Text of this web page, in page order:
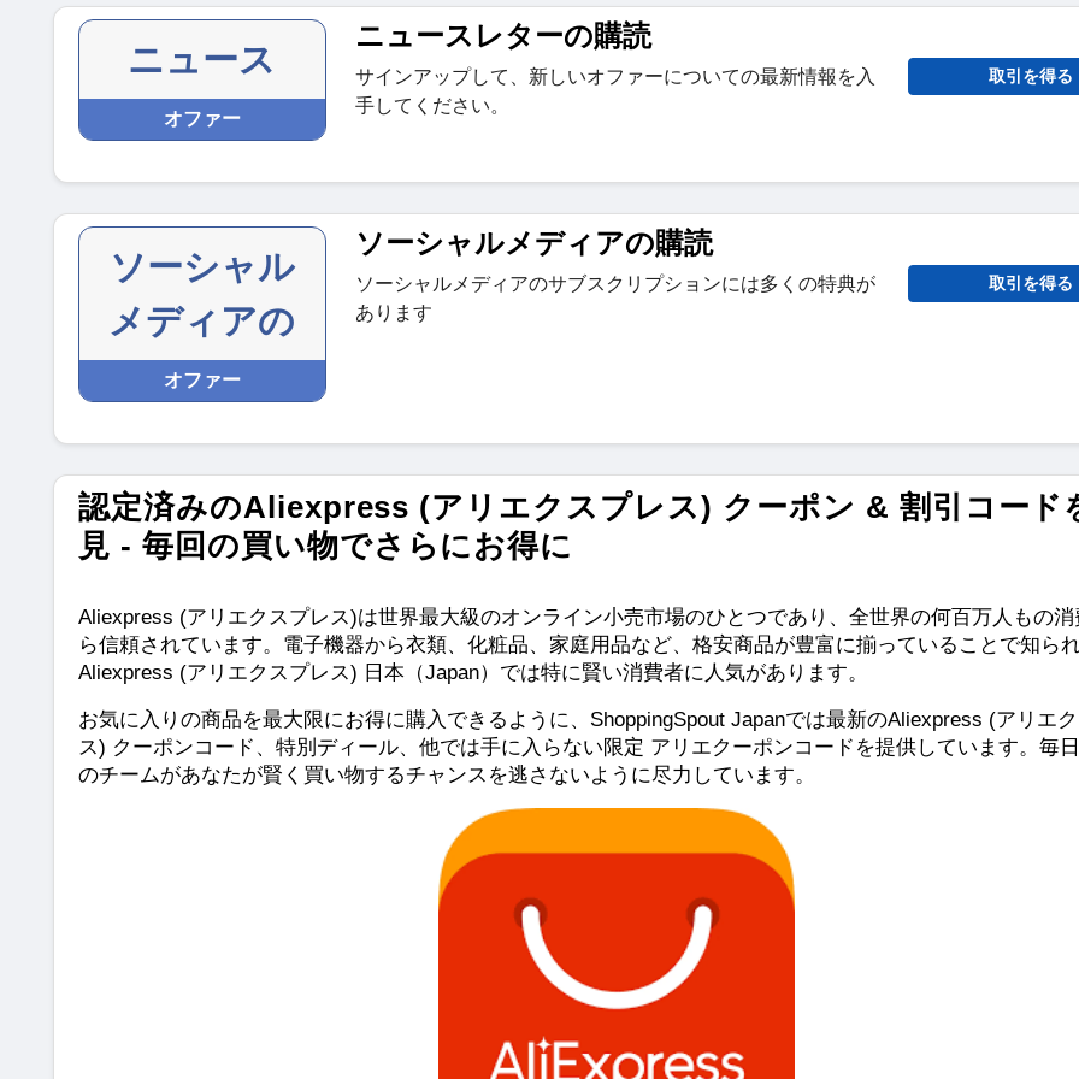
ニュース
オファー
ニュースレターの購読
サインアップして、新しいオファーについての最新情報を入
手してください。
取引を得る
ソーシャル
メディアの
オファー
ソーシャルメディアの購読
ソーシャルメディアのサブスクリプションには多くの特典が
あります
取引を得る
認定済みのAliexpress (アリエクスプレス) クーポン & 割引コード
見 - 毎回の買い物でさらにお得に
Aliexpress (アリエクスプレス)は世界最大級のオンライン小売市場のひとつであり、全世界の何百万人もの
ら信頼されています。電子機器から衣類、化粧品、家庭用品など、格安商品が豊富に揃っていることで知ら
Aliexpress (アリエクスプレス) 日本（Japan）では特に賢い消費者に人気があります。
お気に入りの商品を最大限にお得に購入できるように、ShoppingSpout Japanでは最新のAliexpress (アリエ
ス) クーポンコード、特別ディール、他では手に入らない限定 アリエクーポンコードを提供しています。毎
のチームがあなたが賢く買い物するチャンスを逃さないように尽力しています。